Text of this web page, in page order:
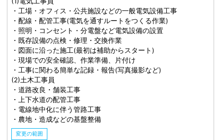
・工場・オフィス・公共施設などの一般電気設備工事
・配線・配管工事(電気を通すルートをつくる作業)
・照明・コンセント・分電盤など電気設備の設置
・既存設備の点検・修理・交換作業
・図面に沿った施工(最初は補助からスタート)
・現場での安全確認、作業準備、片付け
・工事に関わる簡単な記録・報告(写真撮影など)
(2)土木工事員
・道路改良・舗装工事
・上下水道の配管工事
・電線地中化に伴う管路工事
・農地・造成などの基盤整備
変更の範囲